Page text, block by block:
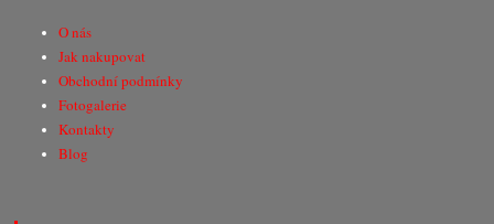
O nás
Jak nakupovat
Obchodní podmínky
Fotogalerie
Kontakty
Blog